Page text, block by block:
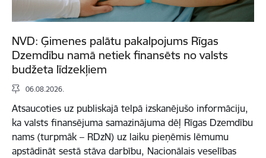
NVD: Ģimenes palātu pakalpojums Rīgas
Dzemdību namā netiek finansēts no valsts
budžeta līdzekļiem
06.08.2026.
Atsaucoties uz publiskajā telpā izskanējušo informāciju,
ka valsts finansējuma samazinājuma dēļ Rīgas Dzemdību
nams (turpmāk – RDzN) uz laiku pieņēmis lēmumu
apstādināt sestā stāva darbību, Nacionālais veselības